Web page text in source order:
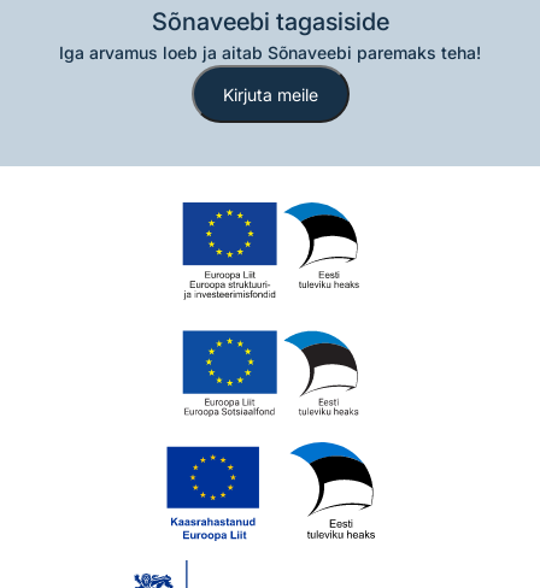
Sõnaveebi tagasiside
Iga arvamus loeb ja aitab Sõnaveebi paremaks teha!
Kirjuta meile